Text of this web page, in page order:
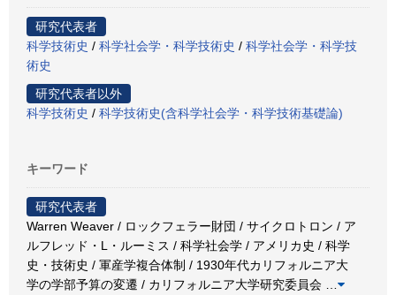
研究代表者
科学技術史 / 科学社会学・科学技術史 / 科学社会学・科学技
術史
研究代表者以外
科学技術史 / 科学技術史(含科学社会学・科学技術基礎論)
キーワード
研究代表者
Warren Weaver / ロックフェラー財団 / サイクロトロン / ア
ルフレッド・L・ルーミス / 科学社会学 / アメリカ史 / 科学
史・技術史 / 軍産学複合体制 / 1930年代カリフォルニア大
学の学部予算の変遷 / カリフォルニア大学研究委員会